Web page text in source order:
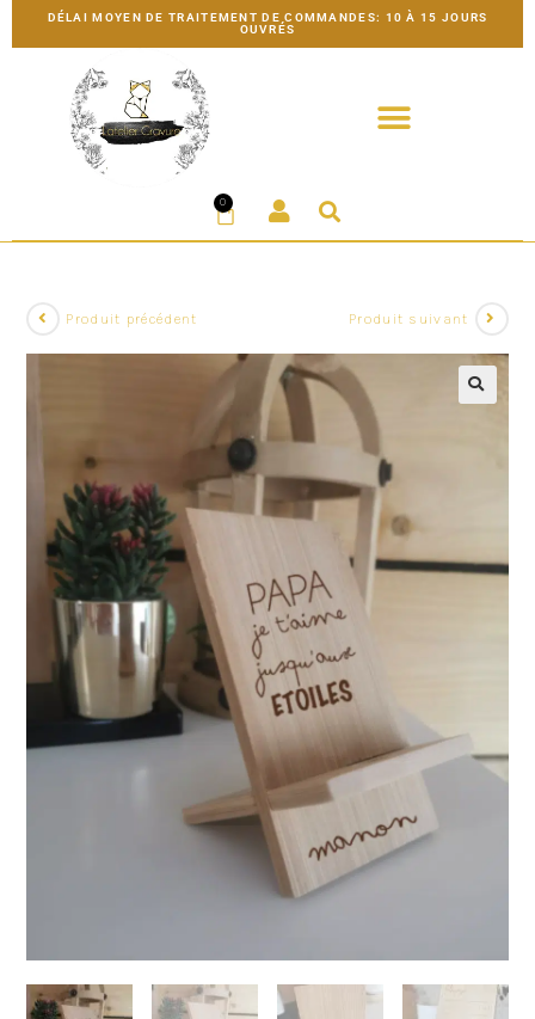
DÉLAI MOYEN DE TRAITEMENT DE COMMANDES: 10 À 15 JOURS
OUVRÉS
0
Produit précédent Produit suivant